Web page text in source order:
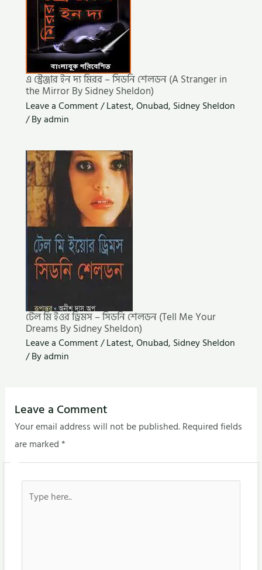
এ স্ট্রেঞ্জার ইন দ্য মিরর – সিডনি শেলডন (A Stranger in
the Mirror By Sidney Sheldon)
Leave a Comment/Latest,Onubad, Sidney Sheldon
/ Byadmin
টেল মি ইওর ড্রিমস – সিডনি শেলডন (Tell Me Your
Dreams By Sidney Sheldon)
Leave a Comment/Latest,Onubad, Sidney Sheldon
/ Byadmin
Leave a Comment
Your email address will not be published.Required fields
are marked*
here..